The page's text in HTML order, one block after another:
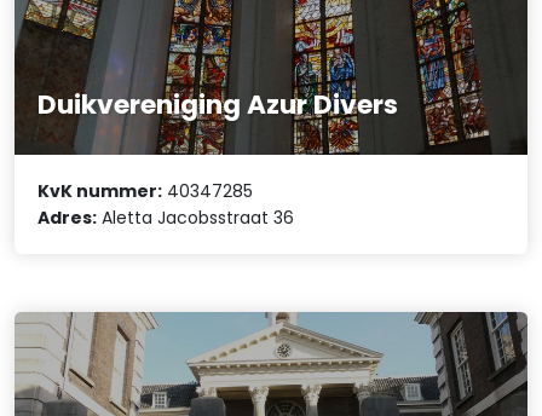
Duikvereniging Azur Divers
KvK nummer: 40347285
Adres: Aletta Jacobsstraat 36